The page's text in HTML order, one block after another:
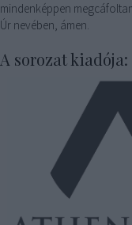
mindenképpen
Úr nevében, ámen.
A sorozat kiadója: